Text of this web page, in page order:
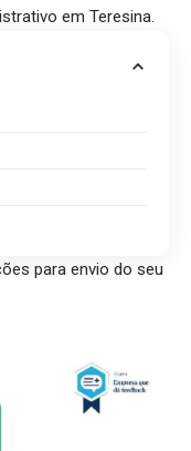
em Teresina.
para envio do seu